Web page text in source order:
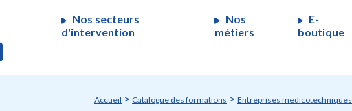
Nos secteurs
d'intervention
Nos
métiers
E-
boutique
Accueil > Catalogue des formations > Entreprises medicotechniques